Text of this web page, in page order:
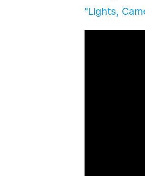
"Lights,